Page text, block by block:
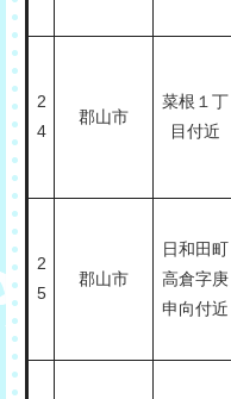
2
4
郡山市
菜根１丁
目付近
2
5
郡山市
日和田町
高倉字庚
申向付近